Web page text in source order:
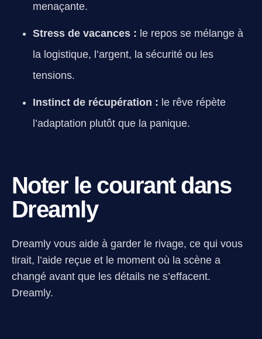
menaçante.
Stress de vacances : le repos se mélange à
la logistique, l’argent, la sécurité ou les
tensions.
Instinct de récupération : le rêve répète
l’adaptation plutôt que la panique.
Noter le courant dans
Dreamly
Dreamly vous aide à garder le rivage, ce qui vous
tirait, l’aide reçue et le moment où la scène a
changé avant que les détails ne s’effacent.
Dreamly.